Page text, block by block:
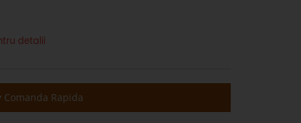
detalii
Comanda Rapida